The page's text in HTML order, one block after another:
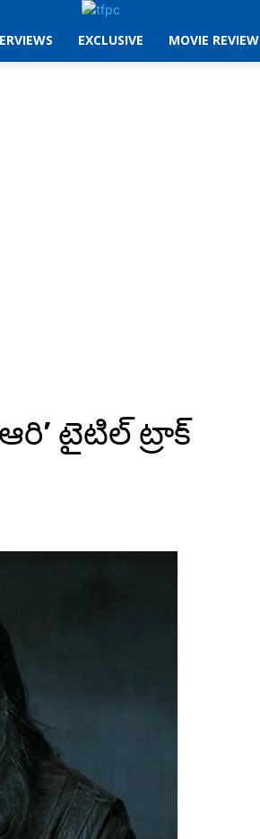
EXCLUSIVE MOVIE REVIEW
టైటిల్ ట్రాక్